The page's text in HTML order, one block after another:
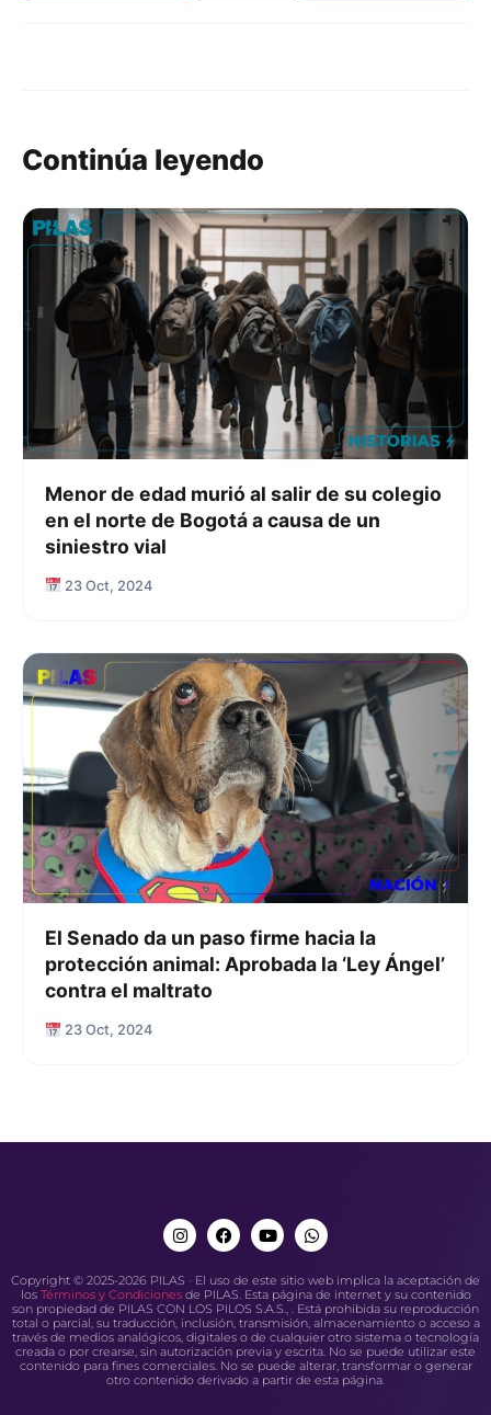
Continúa leyendo
Menor de edad murió al salir de su colegio
en el norte de Bogotá a causa de un
siniestro vial
23 Oct, 2024
El Senado da un paso firme hacia la
protección animal: Aprobada la ‘Ley Ángel’
contra el maltrato
23 Oct, 2024
Copyright © 2025-2026 PILAS · El uso de este sitio web implica la aceptación de
los Términos y Condicionesde PILAS. Esta página de internet y su contenido
son propiedad de PILAS CON LOS PILOS S.A.S., . Está prohibida su reproducción
total o parcial, su traducción, inclusión, transmisión, almacenamiento o acceso a
través de medios analógicos, digitales o de cualquier otro sistema o tecnología
creada o por crearse, sin autorización previa y escrita. No se puede utilizar este
contenido para fines comerciales. No se puede alterar, transformar o generar
otro contenido derivado a partir de esta página.